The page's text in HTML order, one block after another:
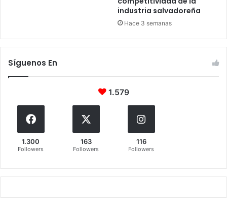
industria salvadoreña
Hace 3 semanas
Síguenos En
1.579
1.300
Followers
163
Followers
116
Followers